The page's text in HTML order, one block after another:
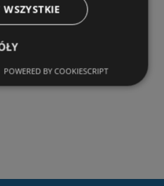
WSZYSTKIE
POWERED BY COOKIESCRIPT